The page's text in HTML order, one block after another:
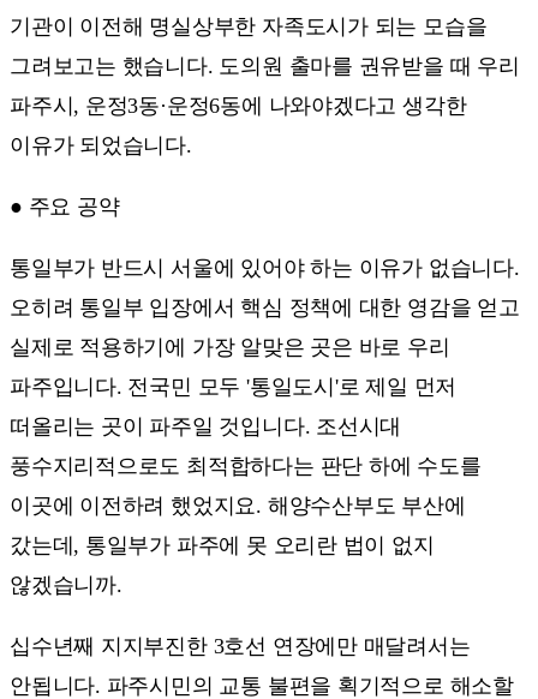
기관이 이전해 명실상부한 자족도시가 되는 모습을
그려보고는 했습니다. 도의원 출마를 권유받을 때 우리
파주시, 운정3동·운정6동에 나와야겠다고 생각한
이유가 되었습니다.
● 주요 공약
통일부가 반드시 서울에 있어야 하는 이유가 없습니다.
오히려 통일부 입장에서 핵심 정책에 대한 영감을 얻고
실제로 적용하기에 가장 알맞은 곳은 바로 우리
파주입니다. 전국민 모두 '통일도시'로 제일 먼저
떠올리는 곳이 파주일 것입니다. 조선시대
풍수지리적으로도 최적합하다는 판단 하에 수도를
이곳에 이전하려 했었지요. 해양수산부도 부산에
갔는데, 통일부가 파주에 못 오리란 법이 없지
않겠습니까.
십수년째 지지부진한 3호선 연장에만 매달려서는
안됩니다. 파주시민의 교통 불편을 획기적으로 해소할